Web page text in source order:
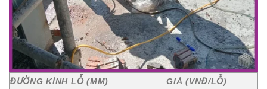
ĐƯỜNG KÍNH LỖ (MM)
GIÁ (VNĐ/LỖ)